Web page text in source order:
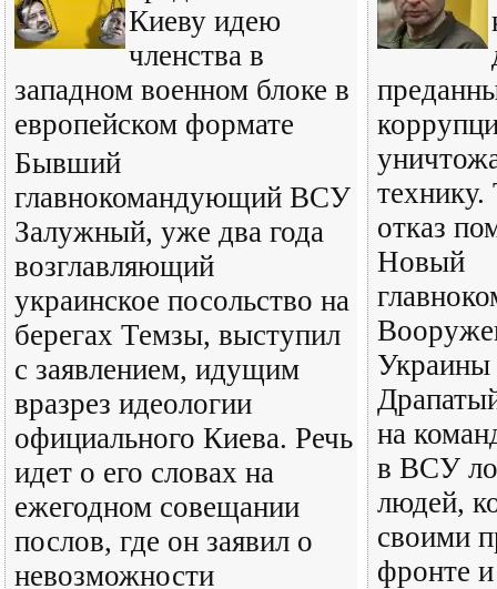
Киеву идею
членства в
западном военном блоке в
европейском формате
Бывший
главнокомандующий ВСУ
Залужный, уже два года
возглавляющий
украинское посольство на
берегах Темзы, выступил
с заявлением, идущим
вразрез идеологии
официального Киева. Речь
идет о его словах на
ежегодном совещании
послов, где он заявил о
невозможности
отказ
Новый
на
в ВСУ
людей,
своими
фронте